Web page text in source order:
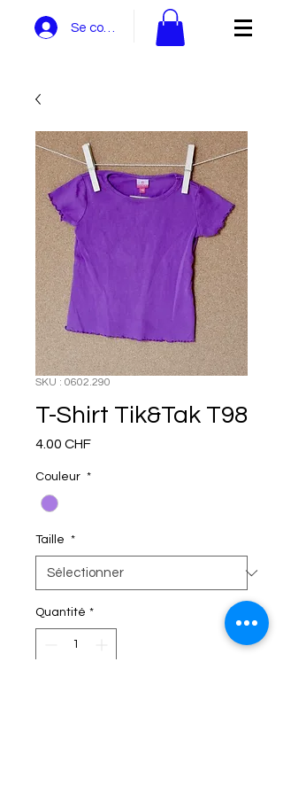
Se connecter
SKU : 0602.290
T-Shirt Tik&Tak T98
4.00 CHFPrix
Couleur *
Taille *
Quantité *